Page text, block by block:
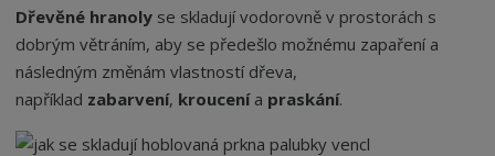
Dřevěné hranoly se skladují vodorovně v prostorách s
dobrým větráním, aby se předešlo možnému zapaření a
následným změnám vlastností dřeva,
například zabarvení, kroucenía praskání.